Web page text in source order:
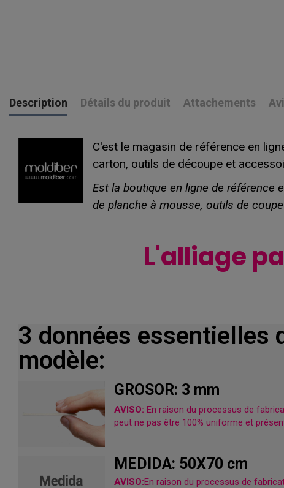
Description Détails du produit Attachements
C'est le magasin de référence en
carton, outils de découpe et
Est la boutique en ligne de référence
de planche à mousse, outils de
L'alliage
3 données essentielles
modèle:
GROSOR: 3 mm
AVISO: En raison du processus de
peut ne pas être 100% uniforme et
MEDIDA: 50X70 cm
AVISO:En raison du processus de